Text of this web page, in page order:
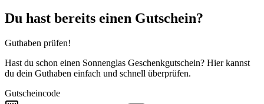
Du hast bereits einen Gutschein?
Guthaben prüfen!
Hast du schon einen Sonnenglas Geschenkgutschein? Hier kannst
du dein Guthaben einfach und schnell überprüfen.
Gutscheincode